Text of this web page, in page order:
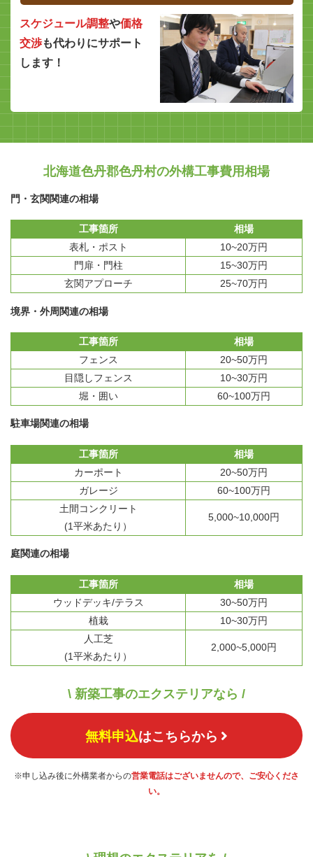
スケジュール調整や価格
交渉も代わりにサポート
します！
北海道色丹郡色丹村の外構工事費用相場
門・玄関関連の相場
工事箇所
相場
表札・ポスト
10~20万円
門扉・門柱
15~30万円
玄関アプローチ
25~70万円
境界・外周関連の相場
工事箇所
相場
フェンス
20~50万円
目隠しフェンス
10~30万円
堀・囲い
60~100万円
駐車場関連の相場
工事箇所
相場
カーポート
20~50万円
ガレージ
60~100万円
土間コンクリート
(1平米あたり）
5,000~10,000円
庭関連の相場
工事箇所
相場
ウッドデッキ/テラス
30~50万円
植栽
10~30万円
人工芝
(1平米あたり）
2,000~5,000円
\ 新築工事のエクステリアなら /
無料申込はこちらから
※申し込み後に外構業者からの営業電話はございませんので、ご安心くださ
い。